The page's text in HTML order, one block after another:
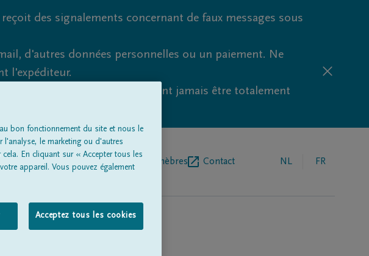
reçoit des signalements concernant de faux messages sous
d'autres données personnelles ou un paiement. Ne
l'expéditeur.
et de fraude ne peuvent jamais être totalement
de nousEntrepreneur de pompes funèbres Contact NL FR
bon fonctionnement du site et nous le
le marketing ou d'autres
En cliquant sur « Accepter tous les
appareil. Vous pouvez également
Acceptez tous les cookies